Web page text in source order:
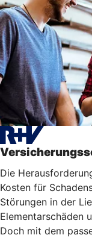
Die
Kosten für
Störungen in der
Elementarschäden
Doch mit dem